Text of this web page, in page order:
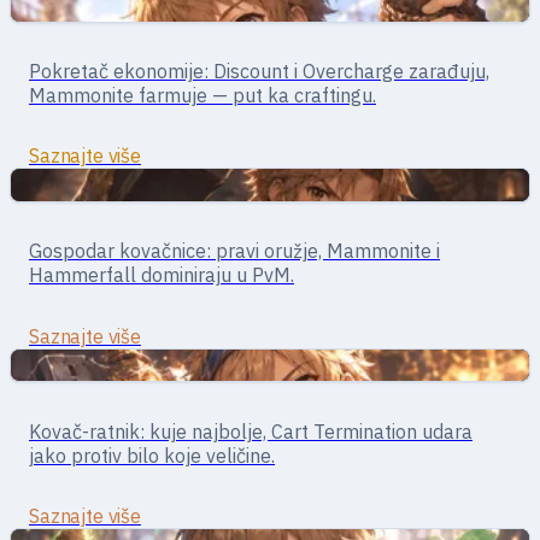
Bliski borci
Merchant
Pokretač ekonomije: Discount i Overcharge zarađuju,
Mammonite farmuje — put ka craftingu.
Saznajte više
Bliski borci
Blacksmith
Gospodar kovačnice: pravi oružje, Mammonite i
Hammerfall dominiraju u PvM.
Saznajte više
Bliski borci
Whitesmith
Kovač-ratnik: kuje najbolje, Cart Termination udara
jako protiv bilo koje veličine.
Saznajte više